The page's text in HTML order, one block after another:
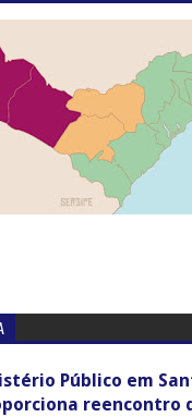
Público em
reencontro